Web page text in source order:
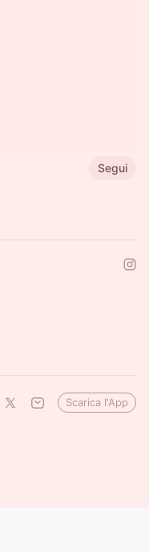
Segui
Scarica l'App